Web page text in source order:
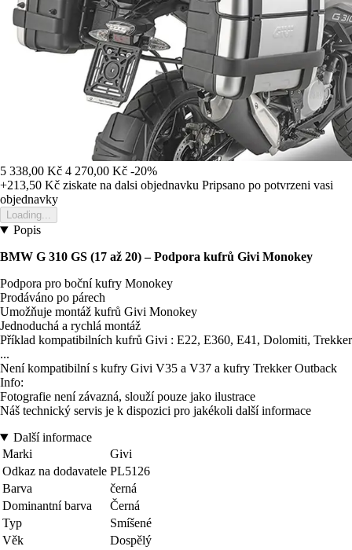
5 338,00 Kč 4 270,00 Kč -20%
+213,50 Kč ziskate na dalsi objednavku Pripsano po potvrzeni vasi
objednavky
Loading...
Popis
BMW G 310 GS (17 až 20) – Podpora kufrů Givi Monokey
Podpora pro boční kufry Monokey
Prodáváno po párech
Umožňuje montáž kufrů Givi Monokey
Jednoduchá a rychlá montáž
Příklad kompatibilních kufrů Givi : E22, E360, E41, Dolomiti, Trekker
...
Není kompatibilní s kufry Givi V35 a V37 a kufry Trekker Outback
Info:
Fotografie není závazná, slouží pouze jako ilustrace
Náš technický servis je k dispozici pro jakékoli další informace
Další informace
Marki
Givi
Odkaz na dodavatele PL5126
Barva
černá
Dominantní barva
Černá
Typ
Smíšené
Věk
Dospělý